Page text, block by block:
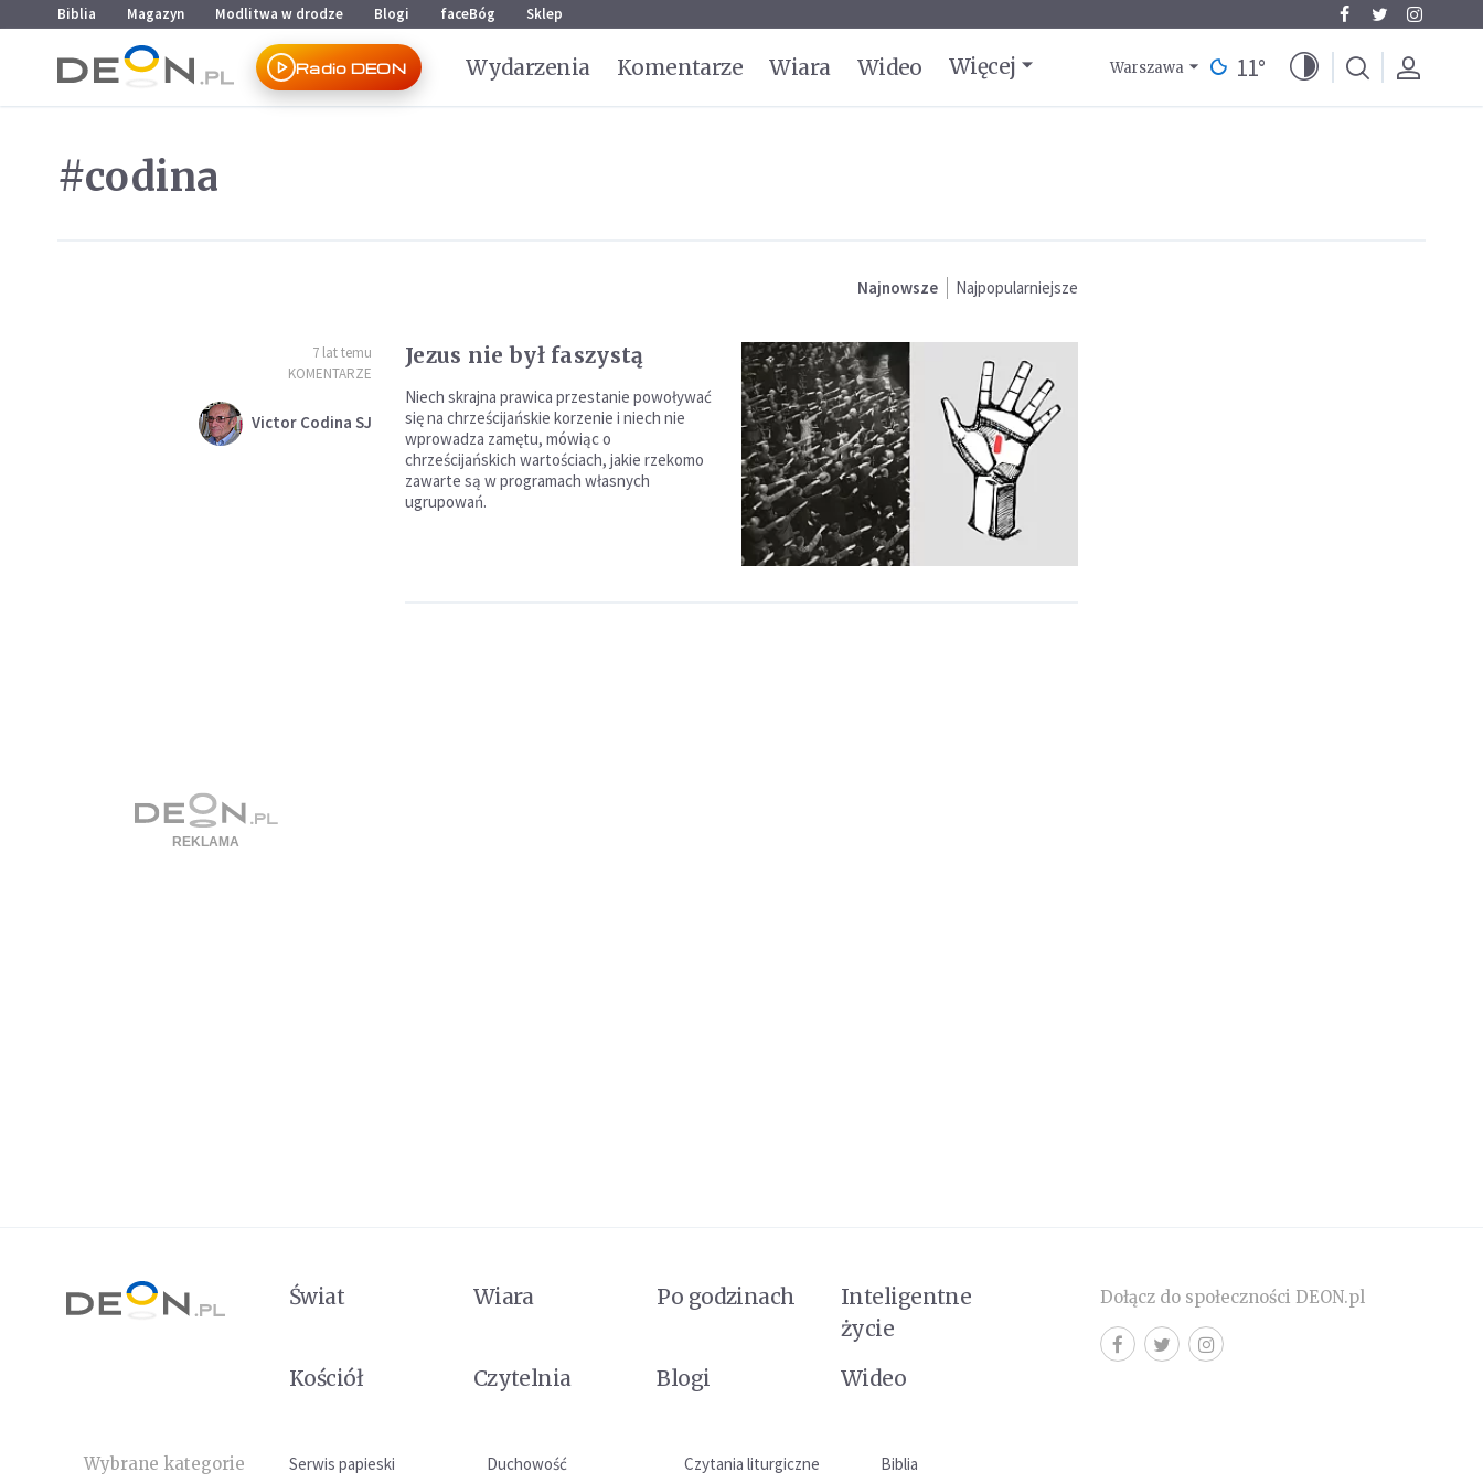
Przejdź do menu głównego
Przejdź do treści
Biblia Magazyn Modlitwa w drodze Blogi faceBóg Sklep
Radio DEON Wydarzenia Komentarze Wiara Wideo Więcej Warszawa 11°
#codina
Najnowsze Najpopularniejsze
7 lat temu
KOMENTARZE
Victor Codina SJ
Jezus nie był faszystą
Niech skrajna prawica przestanie powoływać
się na chrześcijańskie korzenie i niech nie
wprowadza zamętu, mówiąc o
chrześcijańskich wartościach, jakie rzekomo
zawarte są w programach własnych
ugrupowań.
Świat Wiara Po godzinach
Inteligentne
życie
Kościół
Czytelnia Blogi Wideo
Wybrane kategorie Serwis papieski Duchowość Czytania liturgiczne Biblia
Dołącz do społeczności DEON.pl